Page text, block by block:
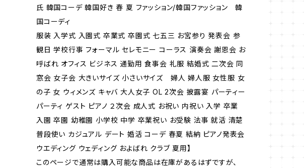
氏 韓国コーデ 韓国好き 春 夏 ファッション/韓国ファッション 韓
国コーディ
服装 入学式 入園式 卒業式 卒園式 七五三 お宮参り 発表会 参
観日 学校行事 フォーマル セレモニー コーラス 演奏会 謝恩会 お
呼ばれ オフィス ビジネス 通勤用 食事会 礼服 結婚式 二次会 同
窓会 女子会 大きいサイズ 小さいサイズ 婦人 婦人服 女性服 女
の子 女 ウィメンズ キャバ 大人女子 OL 2次会 披露宴 パーティー
パーティ ゲスト ピアノ ２次会 成人式 お祝い 内祝い 入学 卒業
入園 卒園 幼稚園 小学校 中学 卒業祝い お受験 法事 就活 清楚
普段使い カジュアル デート 婚活 コーデ 春夏 結納 ピアノ発表会
ウエディング ウェディング およばれ クラブ 夏用】
このページで通常は購入可能な商品は在庫があるはずですが、